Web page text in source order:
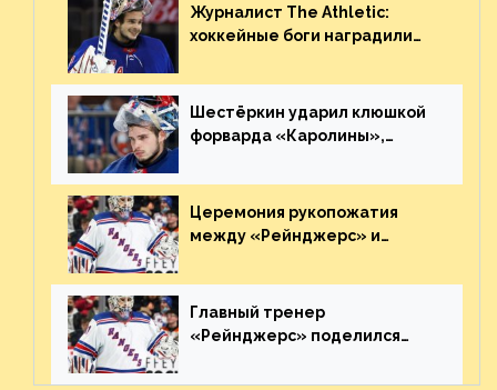
Журналист The Athletic:
хоккейные боги наградили
великолепную игру
Шестёркин ударил клюшкой
форварда «Каролины»,
пятаке. Видео
Церемония рукопожатия
между «Рейнджерс» и
матча плей-офф. Видео
Главный тренер
«Рейнджерс» поделился
предстоящего финала